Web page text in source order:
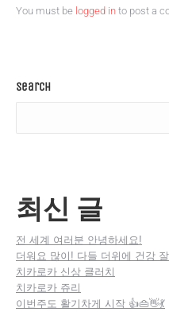
You must be logged in to post a
Search
최신 글
전 세계 여러분 안녕하세요!
더워요 많이! 다들 더위에 건강
치카로카 신상 클러치
치카로카 쥬리
이번주도 활기차게 시작 👍👜👋💃